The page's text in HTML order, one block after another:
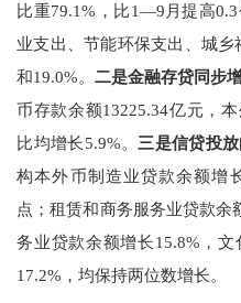
比重79.1% ，比1—9 月提高0.3
业支出
、节能环保支出、城乡
和19.0%。二是金融存贷同步
币存款余额13225.34亿元，
比均增长5.9%。 三是信贷投
构本外币制造业贷款余额增
点 ；租赁和商务服务业贷款余
务业贷款余额增长15.8% ，
17.2% ，均保持两位数增长。